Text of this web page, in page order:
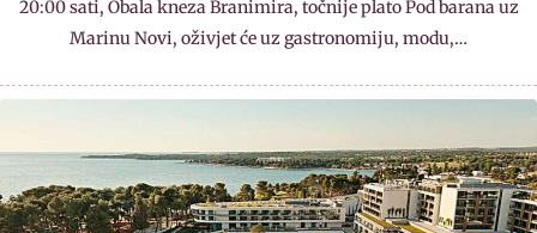
20:00 sati, Obala kneza Branimira, točnije plato Pod barana uz
Marinu Novi, oživjet će uz gastronomiju, modu,…